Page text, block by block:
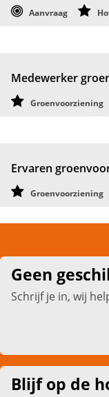
Aanvraag
Medewerker
Groenvoorziening
Ervaren
Groenvoorziening
Geen
Schrijf je in, wij
Blijf op de